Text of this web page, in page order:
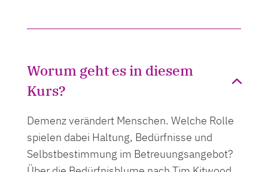
Worum geht es in diesem
Kurs?
Demenz verändert Menschen. Welche Rolle
spielen dabei Haltung, Bedürfnisse und
Selbstbestimmung im Betreuungsangebot?